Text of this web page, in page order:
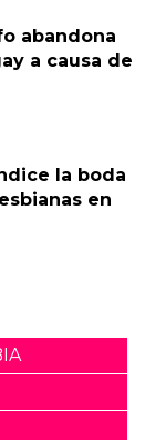
abandona
a causa de
la boda
en